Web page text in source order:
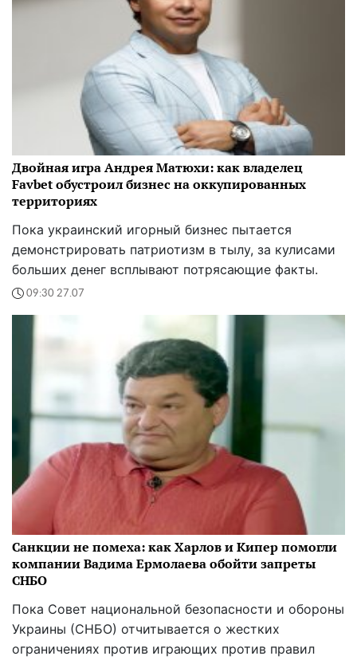
Двойная игра Андрея Матюхи: как владелец
Favbet обустроил бизнес на оккупированных
территориях
Пока украинский игорный бизнес пытается
демонстрировать патриотизм в тылу, за кулисами
больших денег всплывают потрясающие факты.
09:30 27.07
Санкции не помеха: как Харлов и Кипер помогли
компании Вадима Ермолаева обойти запреты
СНБО
Пока Совет национальной безопасности и обороны
Украины (СНБО) отчитывается о жестких
ограничениях против играющих против правил